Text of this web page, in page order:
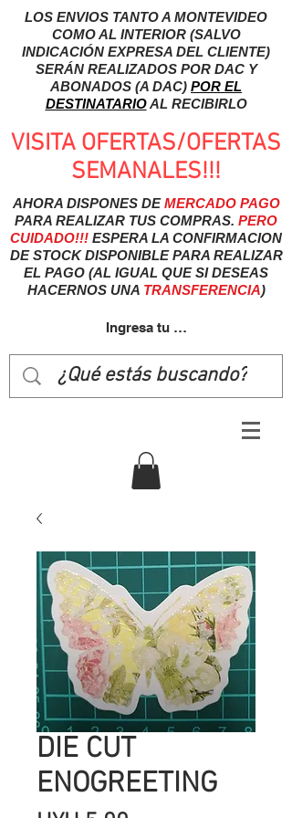
LOS ENVIOS TANTO A MONTEVIDEO
COMO AL INTERIOR (SALVO
INDICACIÓN EXPRESA DEL CLIENTE)
SERÁN REALIZADOS POR DAC Y
ABONADOS (A DAC) POR EL
DESTINATARIOAL RECIBIRLO
VISITA OFERTAS/OFERTAS
SEMANALES!!!
AHORA DISPONES DEMERCADO PAGO
PARA REALIZAR TUS COMPRAS. PERO
CUIDADO!!! ESPERA LA CONFIRMACION
DE STOCK DISPONIBLE PARA REALIZAR
EL PAGO (AL IGUAL QUE SI DESEAS
HACERNOS UNA TRANSFERENCIA)
Ingresa tu usuairo
DIE CUT
ENOGREETING